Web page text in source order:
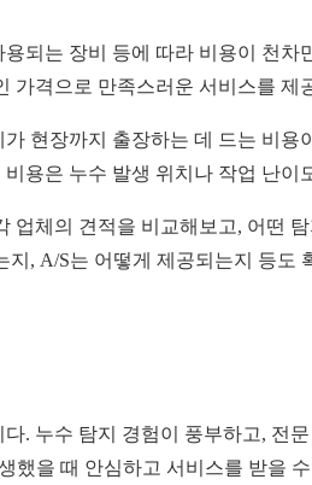
되는 장비 등에 따라 비용이 천차
격으로 만족스러운 서비스를 제
현장까지 출장하는 데 드는 비용
용은 누수 발생 위치나 작업 난이
체의 견적을 비교해보고, 어떤
, A/S는 어떻게 제공되는지 등도
. 누수 탐지 경험이 풍부하고, 전
했을 때 안심하고 서비스를 받을